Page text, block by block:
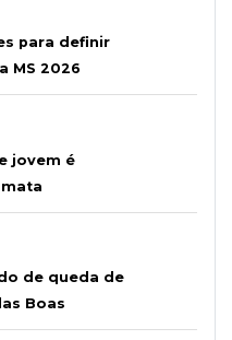
para definir
MS 2026
jovem é
de queda de
Boas